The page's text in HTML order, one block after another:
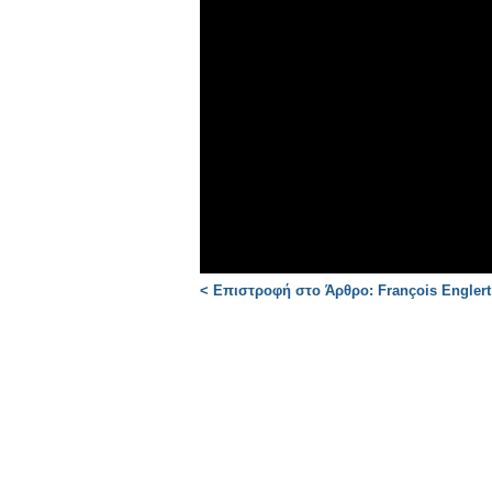
< Επιστροφή στο Άρθρο: François Englert